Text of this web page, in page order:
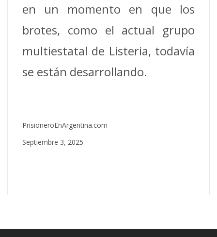
en un momento en que los
brotes, como el actual grupo
multiestatal de Listeria, todavía
se están desarrollando.
PrisioneroEnArgentina.com
Septiembre 3, 2025